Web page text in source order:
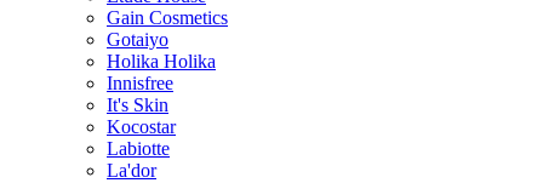
Gain Cosmetics
Gotaiyo
Holika Holika
Innisfree
It's Skin
Kocostar
Labiotte
La'dor